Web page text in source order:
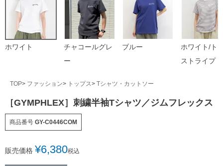
ホワイト
チャコールグレ
ー
ブルー
ホワイト/ト
ストライプ
TOP ファッション トップス Tシャツ・カットソー
［GYMPHLEX］刺繍半袖Tシャツ／ジムフレックス
商品番号 GY-C0446COM
販売価格 ¥6,380税込